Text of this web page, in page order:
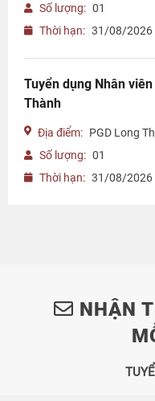
Số lượng: 01
Thời hạn: 31/08/2026
Tuyển dụng Nhân
Thành
Địa điểm: PGD Long
Số lượng: 01
Thời hạn: 31/08/2026
NHẬN